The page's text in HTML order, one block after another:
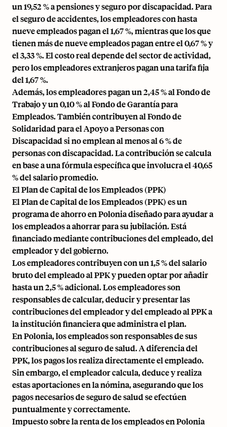
un 19,52 % a pensiones y seguro por discapacidad. Para
el seguro de accidentes, los empleadores con hasta
nueve empleados pagan el 1,67 %, mientras que los que
tienen más de nueve empleados pagan entre el 0,67 % y
el 3,33 %. El costo real depende del sector de actividad,
pero los empleadores extranjeros pagan una tarifa fija
del 1,67 %.
Además, los empleadores pagan un 2,45 % al Fondo de
Trabajo y un 0,10 % al Fondo de Garantía para
Empleados. También contribuyen al Fondo de
Solidaridad para el Apoyo a Personas con
Discapacidad si no emplean al menos al 6 % de
personas con discapacidad. La contribución se calcula
en base a una fórmula específica que involucra el 40,65
% del salario promedio.
El Plan de Capital de los Empleados (PPK)
El Plan de Capital de los Empleados (PPK) es un
programa de ahorro en Polonia diseñado para ayudar a
los empleados a ahorrar para su jubilación. Está
financiado mediante contribuciones del empleado, del
empleador y del gobierno.
Los empleadores contribuyen con un 1,5 % del salario
bruto del empleado al PPK y pueden optar por añadir
hasta un 2,5 % adicional. Los empleadores son
responsables de calcular, deducir y presentar las
contribuciones del empleador y del empleado al PPK a
la institución financiera que administra el plan.
En Polonia, los empleados son responsables de sus
contribuciones al seguro de salud. A diferencia del
PPK, los pagos los realiza directamente el empleado.
Sin embargo, el empleador calcula, deduce y realiza
estas aportaciones en la nómina, asegurando que los
pagos necesarios de seguro de salud se efectúen
puntualmente y correctamente.
Impuesto sobre la renta de los empleados en Polonia